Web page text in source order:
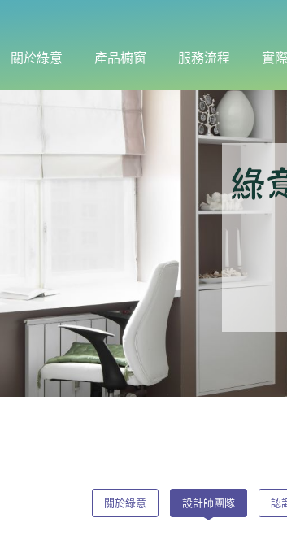
關於綠意 產品櫥窗 服務流程 實
關於綠意 設計師團隊 認